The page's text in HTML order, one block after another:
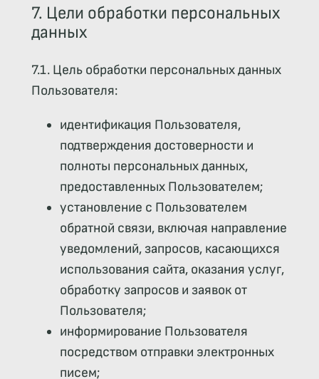
7. Цели обработки персональных
данных
7.1. Цель обработки персональных данных
Пользователя:
идентификация Пользователя,
подтверждения достоверности и
полноты персональных данных,
предоставленных Пользователем;
установление с Пользователем
обратной связи, включая направление
уведомлений, запросов, касающихся
использования сайта, оказания услуг,
обработку запросов и заявок от
Пользователя;
информирование Пользователя
посредством отправки электронных
писем;